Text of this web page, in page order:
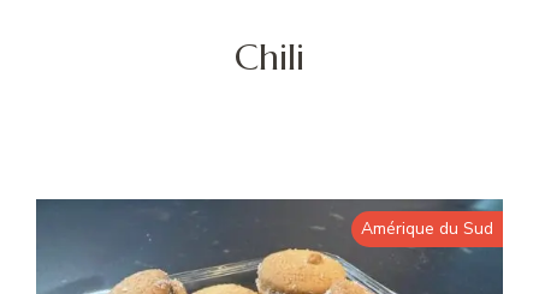
Chili
Amérique du Sud